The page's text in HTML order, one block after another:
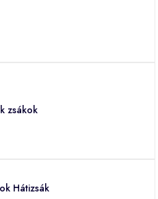
zsákok
Hátizsák